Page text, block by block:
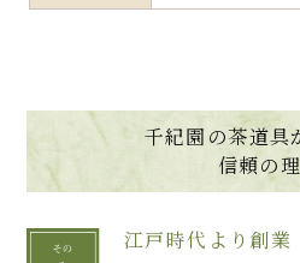
千紀園の茶道具
信頼の
江戸時代より創業